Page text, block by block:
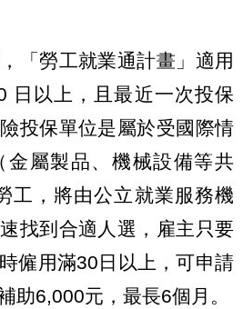
「勞工就業通計畫」適用
日以上，且最近一次投保
投保單位是屬於受國際情
金屬製品、機械設備等共
工，將由公立就業服務機
找到合適人選，雇主只要
僱用滿30日以上，可申請
助6,000元，最長6個月。